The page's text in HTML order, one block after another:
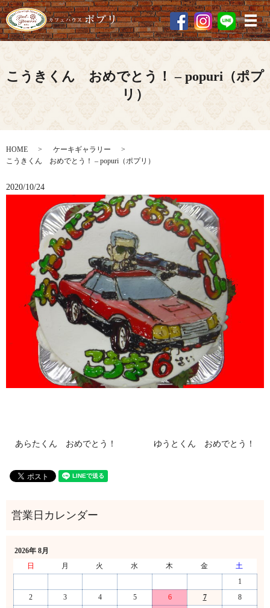
メ
こうきくん おめでとう！ – popuri（ポプ
リ）
HOME
ケーキギャラリー
こうきくん おめでとう！ – popuri（ポプリ）
2020/10/24
あらたくん おめでとう！ ゆうとくん おめでとう！
2026年 8月
日
月 火 水 木 金
土
1
2
3 4 5 6 7
8